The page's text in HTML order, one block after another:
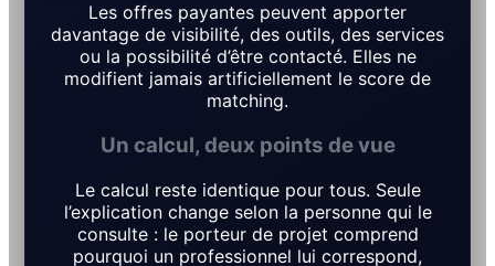
Les offres payantes peuvent apporter
davantage de visibilité, des outils, des services
ou la possibilité d’être contacté. Elles ne
modifient jamais artificiellement le score de
matching.
Un calcul, deux points de vue
Le calcul reste identique pour tous. Seule
l’explication change selon la personne qui le
consulte : le porteur de projet comprend
pourquoi un professionnel lui correspond,